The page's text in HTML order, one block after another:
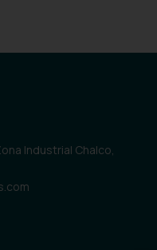
Industrial Chalco,